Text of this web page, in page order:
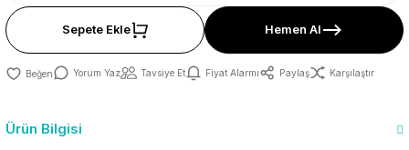
Sepete Ekle Hemen Al
Yorum Yaz Tavsiye Et Fiyat Alarmı Paylaş Karşılaştır
Ürün Bilgisi